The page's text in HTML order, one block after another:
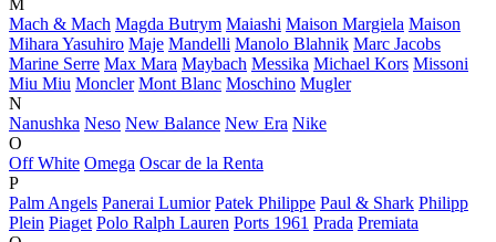
M
Mach & Mach Magda Butrym Maiashi Maison Margiela Maison
Mihara Yasuhiro Maje Mandelli Manolo Blahnik Marc Jacobs
Marine Serre Max Mara Maybach Messika Michael Kors Missoni
Miu Miu Moncler Mont Blanc Moschino Mugler
N
Nanushka Neso New Balance New Era Nike
O
Off White Omega Oscar de la Renta
P
Palm Angels Panerai Lumior Patek Philippe Paul & Shark Philipp
Plein Piaget Polo Ralph Lauren Ports 1961 Prada Premiata